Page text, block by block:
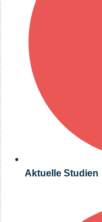
Aktuelle Studien